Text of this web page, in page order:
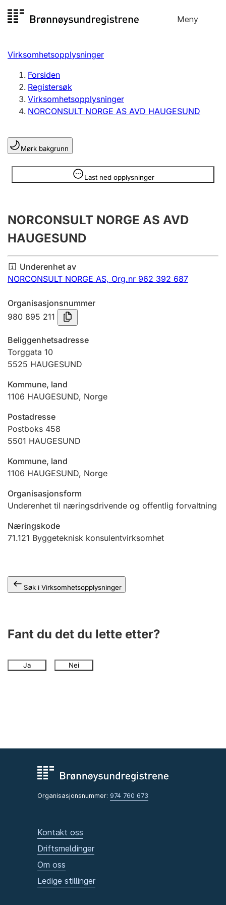
til
Meny
Registersøk
Aksjeselskap
Enkeltpersonforetak
Registrere, endre, slette
Lag og forening
Registrere, endre, slette
Årsregnskap
Innsending og forsinkelsesgebyr
Betaling og jegeravgiftskort
Ektepaktveileder
Offentlig sektor
Andre tema
Virksomhetsopplysninger
Forsiden
Registersøk
Virksomhetsopplysninger
NORCONSULT NORGE AS AVD HAUGESUND
Mørk bakgrunn
Last ned opplysninger
Opplysninger er skjult
NORCONSULT NORGE AS AVD
HAUGESUND
Underenhet av
NORCONSULT NORGE AS, Org.nr 962 392 687
Organisasjonsnummer
980 895 211
Beliggenhetsadresse
Torggata 10
5525 HAUGESUND
Kommune, land
1106 HAUGESUND, Norge
Postadresse
Postboks 458
5501 HAUGESUND
Kommune, land
1106 HAUGESUND, Norge
Organisasjonsform
Underenhet til næringsdrivende og offentlig forvaltning
Næringskode
71.121 Byggeteknisk konsulentvirksomhet
Søk i Virksomhetsopplysninger
Fant du det du lette etter?
Ja Nei
Organisasjonsnummer: 974 760 673
Kontakt oss
Driftsmeldinger
Om oss
Ledige stillinger